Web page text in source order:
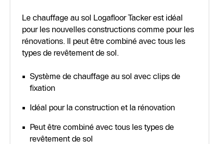
Le chauffage au sol Logafloor Tacker est idéal
pour les nouvelles constructions comme pour les
rénovations. Il peut être combiné avec tous les
types de revêtement de sol.
Système de chauffage au sol avec clips de
fixation
Idéal pour la construction et la rénovation
Peut être combiné avec tous les types de
revêtement de sol